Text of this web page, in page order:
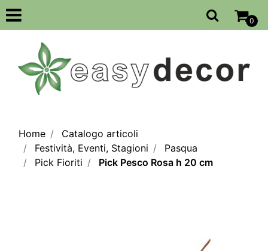
Open
0
Home
Catalogo articoli
Festività, Eventi, Stagioni
Pasqua
Pick Fioriti
Pick Pesco Rosa h 20 cm